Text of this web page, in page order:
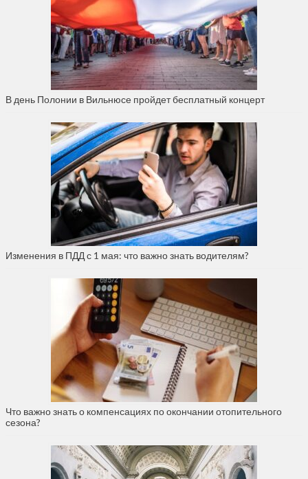
В день Полонии в Вильнюсе пройдет бесплатный концерт
Изменения в ПДД с 1 мая: что важно знать водителям?
Что важно знать о компенсациях по окончании отопительного
сезона?